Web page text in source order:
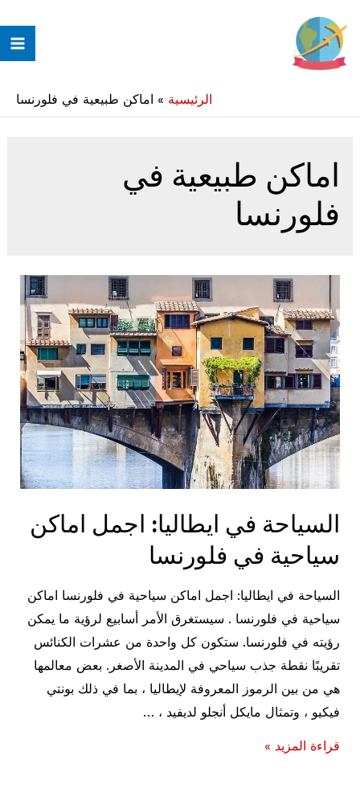
إلى
المحتوى
الرئيسية » اماكن طبيعية في فلورنسا
اماكن طبيعية في
فلورنسا
السياحة في ايطاليا: اجمل اماكن
سياحية في فلورنسا
السياحة في ايطاليا: اجمل اماكن سياحية في فلورنسا اماكن
سياحية في فلورنسا . سيستغرق الأمر أسابيع لرؤية ما يمكن
رؤيته في فلورنسا. ستكون كل واحدة من عشرات الكنائس
تقريبًا نقطة جذب سياحي في المدينة الأصغر. بعض معالمها
هي من بين الرموز المعروفة لإيطاليا ، بما في ذلك بونتي
فيكيو ، وتمثال مايكل أنجلو لديفيد ، …
السياحة
قراءة المزيد »